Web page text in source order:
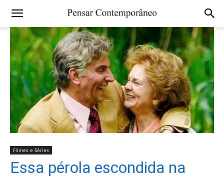
Filmes e Séries
Essa pérola escondida na